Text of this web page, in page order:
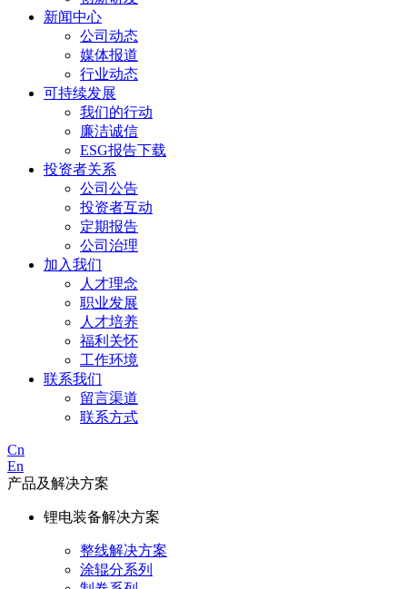
新闻中心
公司动态
媒体报道
行业动态
可持续发展
我们的行动
廉洁诚信
ESG报告下载
投资者关系
公司公告
投资者互动
定期报告
公司治理
加入我们
人才理念
职业发展
人才培养
福利关怀
工作环境
联系我们
留言渠道
联系方式
Cn
En
产品及解决方案
锂电装备解决方案
整线解决方案
涂辊分系列